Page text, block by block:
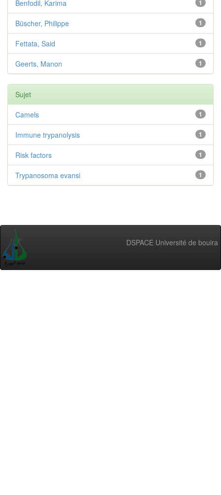
1
Benfodil, Karima
1
Büscher, Philippe
1
Fettata, Said
1
Geerts, Manon
Sujet
1
Camels
1
Immune trypanolysis
1
Risk factors
1
Trypanosoma evansi
DSPACE Université de bouira